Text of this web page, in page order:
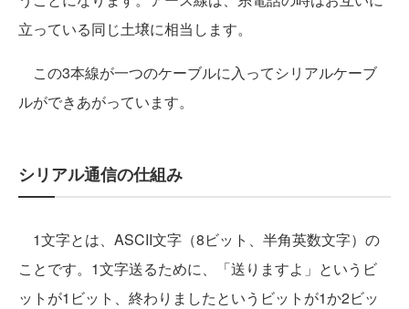
立っている同じ土壌に相当します。
この3本線が一つのケーブルに入ってシリアルケーブ
ルができあがっています。
シリアル通信の仕組み
1文字とは、ASCII文字（8ビット、半角英数文字）の
ことです。1文字送るために、「送りますよ」というビ
ットが1ビット、終わりましたというビットが1か2ビッ